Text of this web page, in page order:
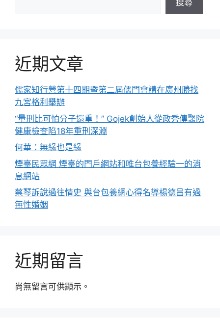
搜尋
近期文章
儒家知行營第十四期暨第二屆儒門會講在廣州勝找
九宮格利舉辦
“量刑比可怕分子還重！” Gojek創始人從政秀傳醫院
健康檢查陷18年重刑深淵
何華：無緣也是緣
煙臺民眾網 煙臺的門戶網站和唯台包養經驗一的消
息網站
蔡琴訴說過往情史 與台包養網心得名導楊德昌有過
無性婚姻
近期留言
尚無留言可供顯示。